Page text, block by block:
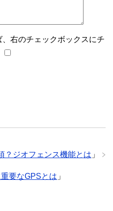
右のチェックボックスにチ
？ジオフェンス機能とは 」
要なGPSとは 」